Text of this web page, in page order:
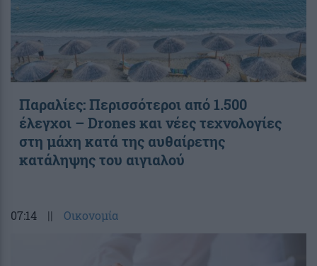
Παραλίες: Περισσότεροι από 1.500
έλεγχοι – Drones και νέες τεχνολογίες
στη μάχη κατά της αυθαίρετης
κατάληψης του αιγιαλού
07:14 || Οικονομία